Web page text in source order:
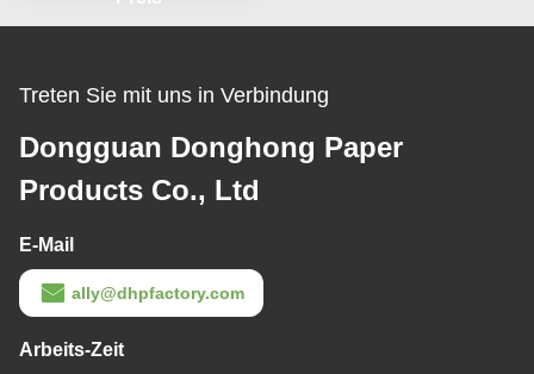
Treten Sie mit uns in Verbindung
Dongguan Donghong Paper
Products Co., Ltd
E-Mail
ally@dhpfactory.com
Arbeits-Zeit